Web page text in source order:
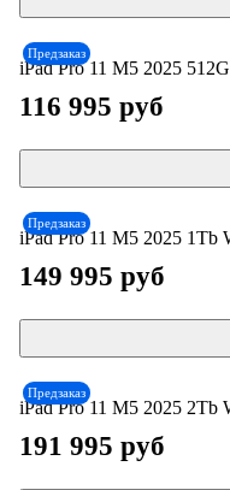
Предзаказ
iPad Pro 11 М5 2025
116 995 руб
Предзаказ
iPad Pro 11 М5 2025 1Tb
149 995 руб
Предзаказ
iPad Pro 11 М5 2025 2Tb
191 995 руб